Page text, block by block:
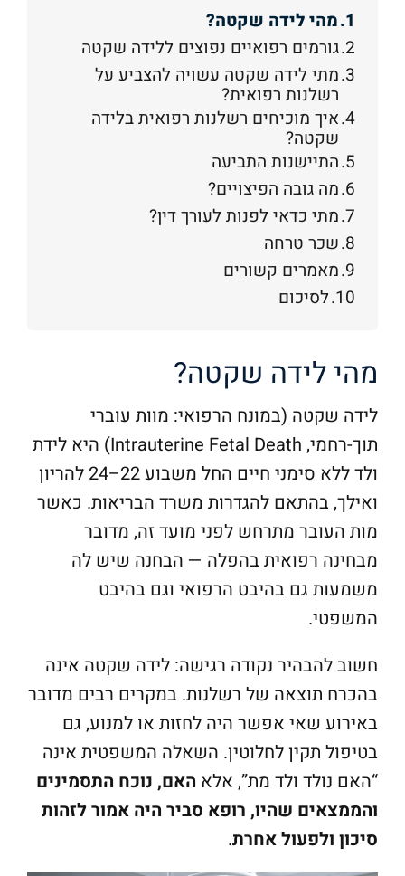
מהי לידה שקטה?
גורמים רפואיים נפוצים ללידה שקטה
מתי לידה שקטה עשויה להצביע על
רשלנות רפואית?
איך מוכיחים רשלנות רפואית בלידה
שקטה?
התיישנות התביעה
מה גובה הפיצויים?
מתי כדאי לפנות לעורך דין?
שכר טרחה
מאמרים קשורים
לסיכום
מהי לידה שקטה?
לידה שקטה (במונח הרפואי: מוות עוברי
תוך-רחמי, Intrauterine Fetal Death) היא לידת
ולד ללא סימני חיים החל משבוע 22–24 להריון
ואילך, בהתאם להגדרות משרד הבריאות. כאשר
מות העובר מתרחש לפני מועד זה, מדובר
מבחינה רפואית בהפלה — הבחנה שיש לה
משמעות גם בהיבט הרפואי וגם בהיבט
המשפטי.
חשוב להבהיר נקודה רגישה: לידה שקטה אינה
בהכרח תוצאה של רשלנות. במקרים רבים מדובר
באירוע שאי אפשר היה לחזות או למנוע, גם
בטיפול תקין לחלוטין. השאלה המשפטית אינה
“האם נולד ולד מת”, אלא האם, נוכח התסמינים
והממצאים שהיו, רופא סביר היה אמור לזהות
סיכון ולפעול אחרת.